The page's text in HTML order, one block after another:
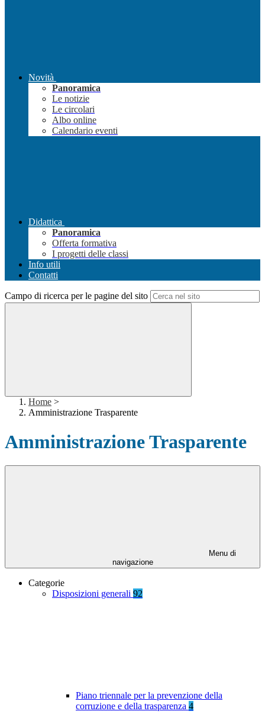
Novità
Panoramica
Le notizie
Le circolari
Albo online
Calendario eventi
Didattica
Panoramica
Offerta formativa
I progetti delle classi
Info utili
Contatti
Campo di ricerca per le pagine del sito
Home >
Amministrazione Trasparente
Amministrazione Trasparente
Menu di
navigazione
Categorie
Disposizioni generali 92
Piano triennale per la prevenzione della
corruzione e della trasparenza 4